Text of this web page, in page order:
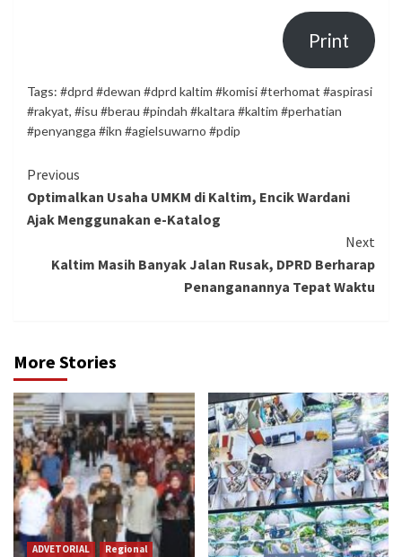
Print
Tags: #dprd #dewan #dprd kaltim #komisi #terhomat #aspirasi
#rakyat, #isu #berau #pindah #kaltara #kaltim #perhatian
#penyangga #ikn #agielsuwarno #pdip
Continue
Reading
Previous
Optimalkan Usaha UMKM di Kaltim, Encik Wardani
Ajak Menggunakan e-Katalog
Next
Kaltim Masih Banyak Jalan Rusak, DPRD Berharap
Penanganannya Tepat Waktu
More Stories
ADVETORIAL
Regional